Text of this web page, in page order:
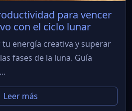
para vencer
con el ciclo lunar
energía creativa y superar
fases de la luna. Guía
Leer más